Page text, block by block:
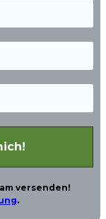
versenden!
.